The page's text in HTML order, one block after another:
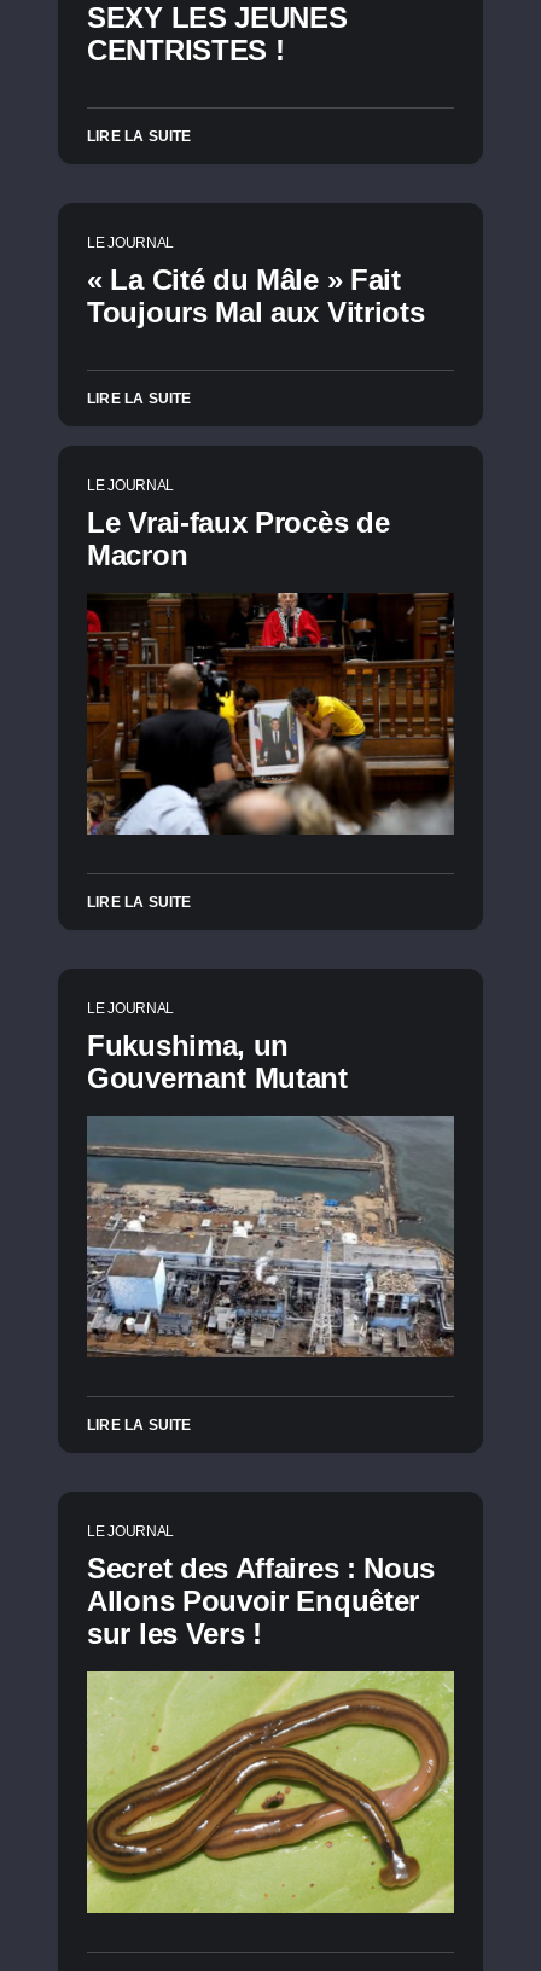
SEXY LES JEUNES
CENTRISTES !
LIRE LA SUITE
LE JOURNAL
« La Cité du Mâle » Fait
Toujours Mal aux Vitriots
LIRE LA SUITE
LE JOURNAL
Le Vrai-faux Procès de
Macron
LIRE LA SUITE
LE JOURNAL
Fukushima, un
Gouvernant Mutant
LIRE LA SUITE
LE JOURNAL
Secret des Affaires : Nous
Allons Pouvoir Enquêter
sur les Vers !